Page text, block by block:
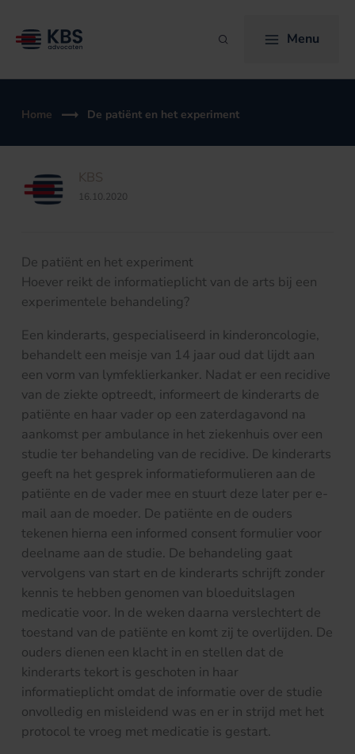
naar
Zoeken Menu
Home De patiënt en het experiment
KBS
16.10.2020
De patiënt en het experiment
Hoever reikt de informatieplicht van de arts bij een
experimentele behandeling?
Een kinderarts, gespecialiseerd in kinderoncologie,
behandelt een meisje van 14 jaar oud dat lijdt aan
een vorm van lymfeklierkanker. Nadat er een recidive
van de ziekte optreedt, informeert de kinderarts de
patiënte en haar vader op een zaterdagavond na
aankomst per ambulance in het ziekenhuis over een
studie ter behandeling van de recidive. De kinderarts
geeft na het gesprek informatieformulieren aan de
patiënte en de vader mee en stuurt deze later per e-
mail aan de moeder. De patiënte en de ouders
tekenen hierna een informed consent formulier voor
deelname aan de studie. De behandeling gaat
vervolgens van start en de kinderarts schrijft zonder
kennis te hebben genomen van bloeduitslagen
medicatie voor. In de weken daarna verslechtert de
toestand van de patiënte en komt zij te overlijden. De
ouders dienen een klacht in en stellen dat de
kinderarts tekort is geschoten in haar
informatieplicht omdat de informatie over de studie
onvolledig en misleidend was en er in strijd met het
protocol te vroeg met medicatie is gestart.